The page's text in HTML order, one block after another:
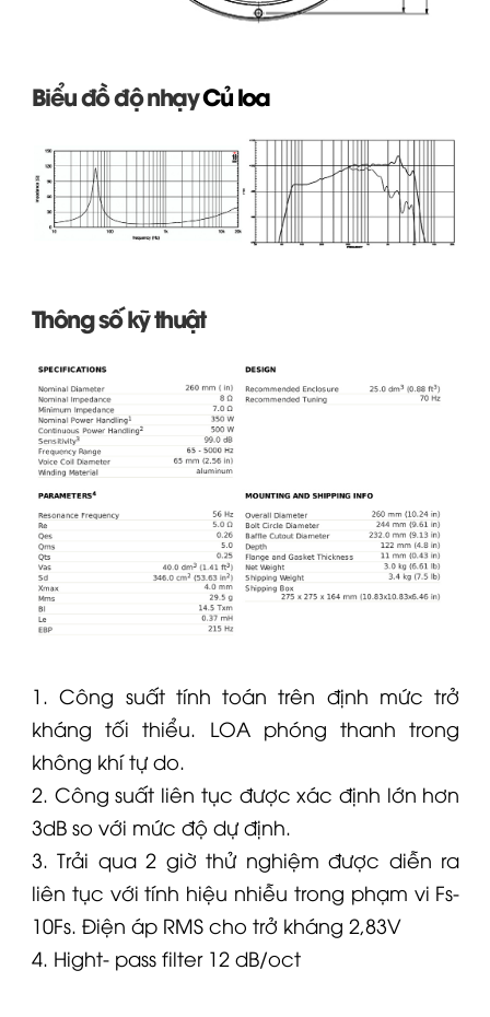
Biểu đồ độ nhạyCủ loa
Thông số kỹ thuật
1. Công suất tính toán trên định mức trở
kháng tối thiểu. LOA phóng thanh trong
không khí tự do.
2. Công suất liên tục được xác định lớn hơn
3dB so với mức độ dự định.
3. Trải qua 2 giờ thử nghiệm được diễn ra
liên tục với tính hiệu nhiễu trong phạm vi Fs-
10Fs. Điện áp RMS cho trở kháng 2,83V
4. Hight- pass filter 12 dB/oct